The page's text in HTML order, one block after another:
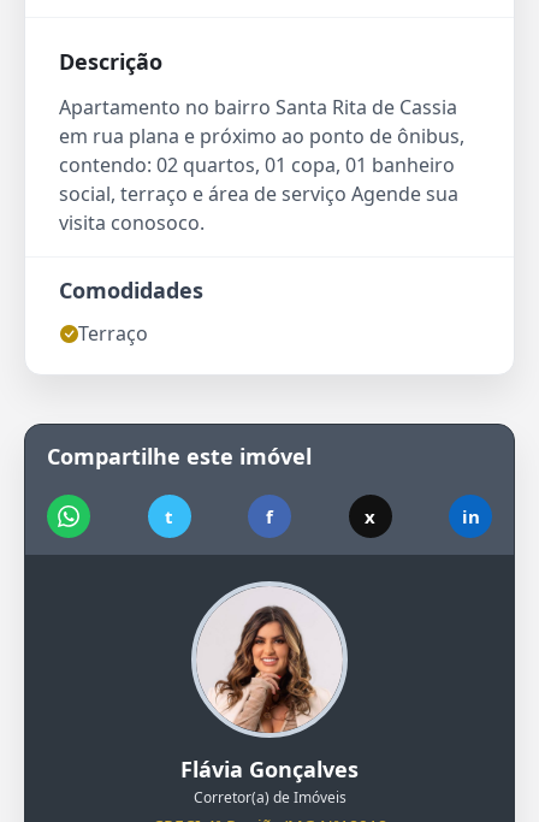
Descrição
Apartamento no bairro Santa Rita de Cassia
em rua plana e próximo ao ponto de ônibus,
contendo: 02 quartos, 01 copa, 01 banheiro
social, terraço e área de serviço Agende sua
visita conosoco.
Comodidades
Terraço
Compartilhe este imóvel
t f x in
Flávia Gonçalves
Corretor(a) de Imóveis